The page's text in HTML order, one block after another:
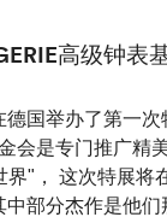
高级钟表
国举办了第一次
会是专门推广精
"， 这次特展将
部分杰作是他